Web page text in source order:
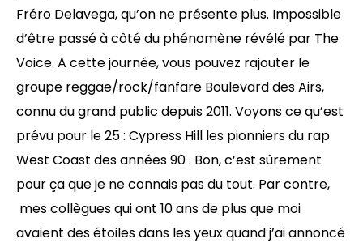
Fréro Delavega, qu’on ne présente plus. Impossible
d’être passé à côté du phénomène révélé par The
Voice. A cette journée, vous pouvez rajouter le
groupe reggae/rock/fanfare Boulevard des Airs,
connu du grand public depuis 2011. Voyons ce qu’est
prévu pour le 25 : Cypress Hill les pionniers du rap
West Coast des années 90 . Bon, c’est sûrement
pour ça que je ne connais pas du tout. Par contre,
mes collègues qui ont 10 ans de plus que moi
avaient des étoiles dans les yeux quand j’ai annoncé